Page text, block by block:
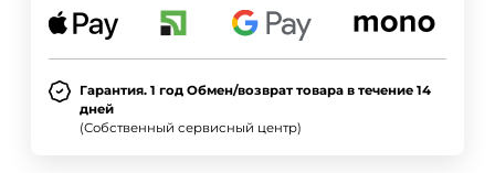
Гарантия. 1 год Обмен/возврат товара в течение 14
дней
(Собственный сервисный центр)